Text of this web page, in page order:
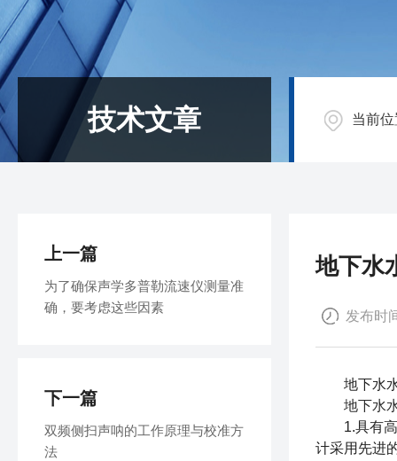
技术文章 当前
地下水
发布时
地下水水
地下水
1.具有高
计采用先进
上一篇
为了确保声学多普勒流速仪测量准
确，要考虑这些因素
下一篇
双频侧扫声呐的工作原理与校准方
法